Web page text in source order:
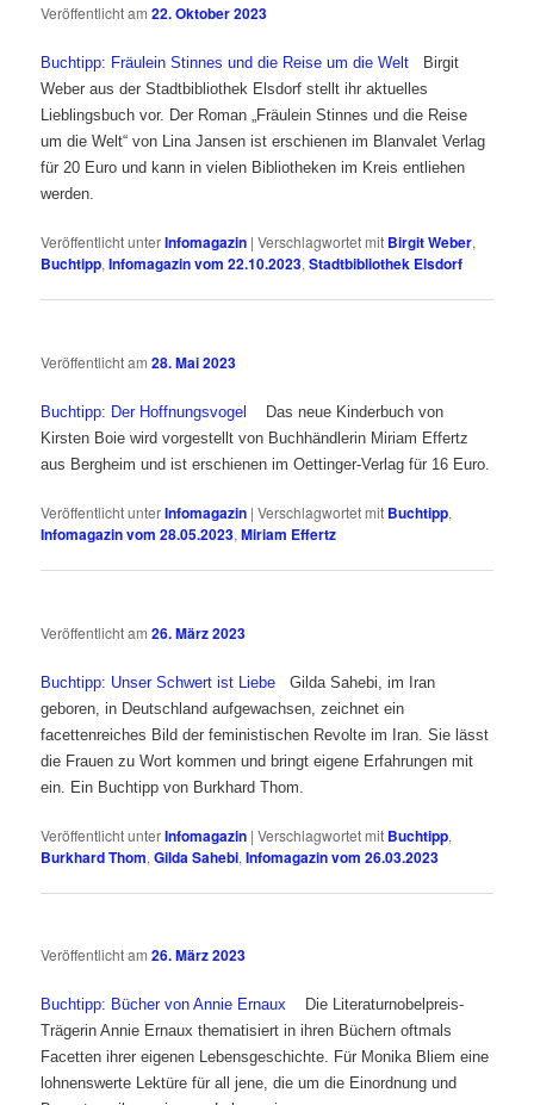
Veröffentlicht am22. Oktober 2023
Buchtipp: Fräulein Stinnes und die Reise um die Welt
Birgit
Weber aus der Stadtbibliothek Elsdorf stellt ihr aktuelles
Lieblingsbuch vor. Der Roman „Fräulein Stinnes und die Reise
um die Welt“ von Lina Jansen ist erschienen im Blanvalet Verlag
für 20 Euro und kann in vielen Bibliotheken im Kreis entliehen
werden.
Veröffentlicht unterInfomagazin |Verschlagwortet mit Birgit Weber,
Buchtipp,Infomagazin vom 22.10.2023,Stadtbibliothek Elsdorf
Veröffentlicht am28. Mai 2023
Buchtipp: Der Hoffnungsvogel
Das neue Kinderbuch von
Kirsten Boie wird vorgestellt von Buchhändlerin Miriam Effertz
aus Bergheim und ist erschienen im Oettinger-Verlag für 16 Euro.
Veröffentlicht unterInfomagazin |Verschlagwortet mit Buchtipp,
Infomagazin vom 28.05.2023,Miriam Effertz
Veröffentlicht am26. März 2023
Buchtipp: Unser Schwert ist Liebe
Gilda Sahebi, im Iran
geboren, in Deutschland aufgewachsen, zeichnet ein
facettenreiches Bild der feministischen Revolte im Iran. Sie lässt
die Frauen zu Wort kommen und bringt eigene Erfahrungen mit
ein. Ein Buchtipp von Burkhard Thom.
Veröffentlicht unterInfomagazin |Verschlagwortet mit Buchtipp,
Burkhard Thom,Gilda Sahebi,Infomagazin vom 26.03.2023
Veröffentlicht am26. März 2023
Buchtipp: Bücher von Annie Ernaux
Die Literaturnobelpreis-
Trägerin Annie Ernaux thematisiert in ihren Büchern oftmals
Facetten ihrer eigenen Lebensgeschichte. Für Monika Bliem eine
lohnenswerte Lektüre für all jene, die um die Einordnung und